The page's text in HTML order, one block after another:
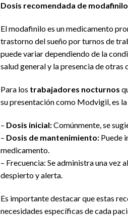
Dosis recomendada de
El modafinilo es un medicamento
trastorno del sueño por turnos de
puede variar dependiendo de la
salud general y la presencia de otras
Para los trabajadores nocturnos
su presentación como Modvigil, es
– Dosis inicial:Comúnmente, se
– Dosis de mantenimiento: Puede
medicamento.
– Frecuencia: Se administra una
despierto y alerta.
Es importante destacar que estas
necesidades específicas de cada